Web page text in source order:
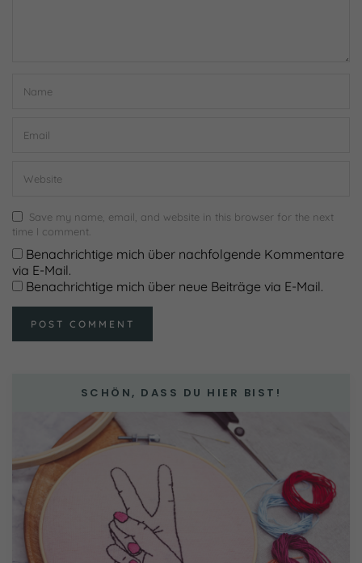
Save my name, email, and website in this browser for the next
time I comment.
Benachrichtige mich über nachfolgende Kommentare
via E-Mail.
Benachrichtige mich über neue Beiträge via E-Mail.
SCHÖN, DASS DU HIER BIST!